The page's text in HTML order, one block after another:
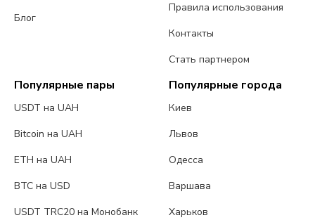
Блог
Правила использования
Контакты
Стать партнером
Популярные пары
USDT на UAH
Bitcoin на UAH
ETH на UAH
BTC на USD
USDT TRC20 на Монобанк
Популярные города
Киев
Львов
Одесса
Варшава
Харьков